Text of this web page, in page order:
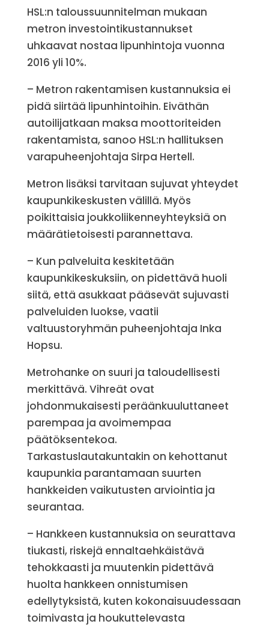
HSL:n taloussuunnitelman mukaan
metron investointikustannukset
uhkaavat nostaa lipunhintoja vuonna
2016 yli 10%.
– Metron rakentamisen kustannuksia ei
pidä siirtää lipunhintoihin. Eiväthän
autoilijatkaan maksa moottoriteiden
rakentamista, sanoo HSL:n hallituksen
varapuheenjohtaja Sirpa Hertell.
Metron lisäksi tarvitaan sujuvat yhteydet
kaupunkikeskusten välillä. Myös
poikittaisia joukkoliikenneyhteyksiä on
määrätietoisesti parannettava.
– Kun palveluita keskitetään
kaupunkikeskuksiin, on pidettävä huoli
siitä, että asukkaat pääsevät sujuvasti
palveluiden luokse, vaatii
valtuustoryhmän puheenjohtaja Inka
Hopsu.
Metrohanke on suuri ja taloudellisesti
merkittävä. Vihreät ovat
johdonmukaisesti peräänkuuluttaneet
parempaa ja avoimempaa
päätöksentekoa.
Tarkastuslautakuntakin on kehottanut
kaupunkia parantamaan suurten
hankkeiden vaikutusten arviointia ja
seurantaa.
– Hankkeen kustannuksia on seurattava
tiukasti, riskejä ennaltaehkäistävä
tehokkaasti ja muutenkin pidettävä
huolta hankkeen onnistumisen
edellytyksistä, kuten kokonaisuudessaan
toimivasta ja houkuttelevasta